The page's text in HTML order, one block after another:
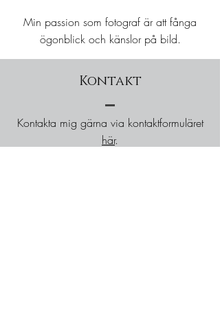
Min passion som fotograf är att fånga
ögonblick och känslor på bild.
Kontakt
Kontakta mig gärna via kontaktformuläret
här.